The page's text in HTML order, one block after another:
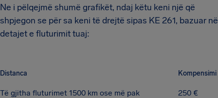
Ne i pëlqejmë shumë grafikët, ndaj këtu keni një që
shpjegon se për sa keni të drejtë sipas KE 261, bazuar në
detajet e fluturimit tuaj:
Distanca Kompensimi
Të gjitha fluturimet 1500 km ose më pak
250 €